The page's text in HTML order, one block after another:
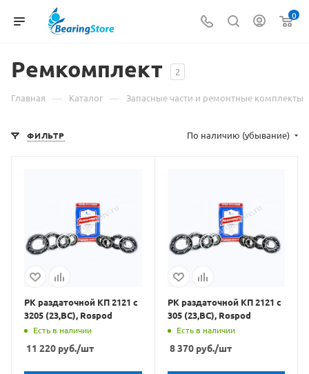
0
Ремкомплект 2
Главная — Каталог — Запасные части и ремонтные комплекты
ФИЛЬТР По наличию (убывание)
РК раздаточной КП 2121 с
3205 (23,ВС), Rospod
Есть в наличии
11 220 руб./шт
РК раздаточной КП 2121 с
305 (23,ВС), Rospod
Есть в наличии
8 370руб./шт